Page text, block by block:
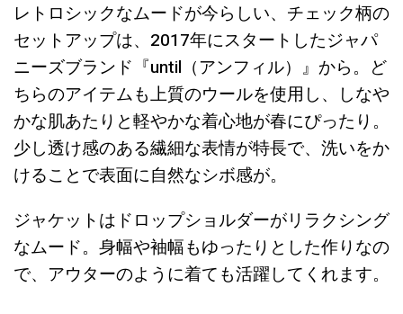
レトロシックなムードが今らしい、チェック柄の
セットアップは、2017年にスタートしたジャパ
ニーズブランド『until（アンフィル）』から。ど
ちらのアイテムも上質のウールを使用し、しなや
かな肌あたりと軽やかな着心地が春にぴったり。
少し透け感のある繊細な表情が特長で、洗いをか
けることで表面に自然なシボ感が。
ジャケットはドロップショルダーがリラクシング
なムード。身幅や袖幅もゆったりとした作りなの
で、アウターのように着ても活躍してくれます。